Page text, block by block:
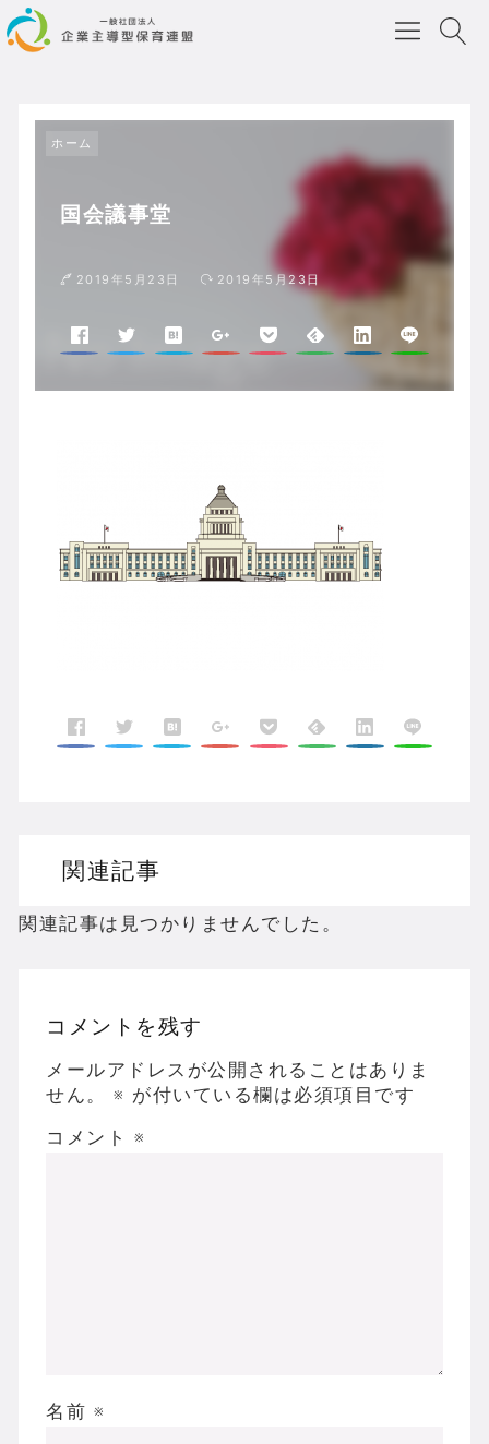
ホーム
国会議事堂
2019年5月23日 2019年5月23日
関連記事
関連記事は見つかりませんでした。
コメントを残す
メールアドレスが公開されることはありま
せん。
※ が付いている欄は必須項目です
コメント ※
名前 ※